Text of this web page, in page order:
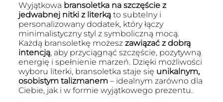
Wyjątkowa bransoletka na szczęście z
jedwabnej nitki z literkąto subtelny i
personalizowany dodatek, który łączy
minimalistyczny styl z symboliczną mocą.
Każdą bransoletkę możesz zawiązać z dobrą
intencją, aby przyciągnąć szczęście, pozytywną
energię i spełnienie marzeń. Dzięki możliwości
wyboru literki, bransoletka staje się unikalnym,
osobistym talizmanem – idealnym zarówno dla
Ciebie, jak i w formie wyjątkowego prezentu.